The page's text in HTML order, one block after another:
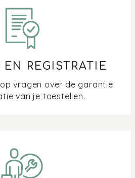
kookplaat vlak in te bouwen?
kookzones tegelijk op de
kinderslot van mijn kookplaat?
REGISTRATIE
vragen over de garantie
van je toestellen.